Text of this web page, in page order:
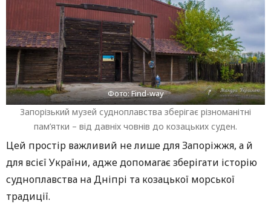
Фото: Find-way
Запорізький музей судноплавства зберігає різноманітні
пам’ятки – від давніх човнів до козацьких суден.
Цей простір важливий не лише для Запоріжжя, а й
для всієї України, адже допомагає зберігати історію
судноплавства на Дніпрі та козацької морської
традиції.